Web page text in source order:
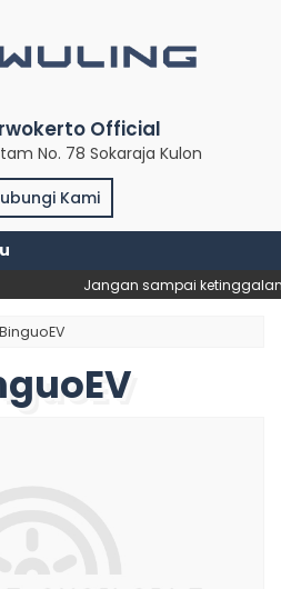
Official
No. 78 Sokaraja Kulon
Kami
Jangan sampai ketinggalan